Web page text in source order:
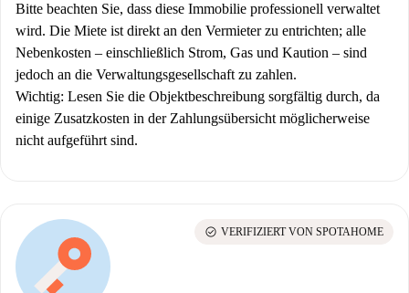
Bitte beachten Sie, dass diese Immobilie professionell verwaltet
wird. Die Miete ist direkt an den Vermieter zu entrichten; alle
Nebenkosten – einschließlich Strom, Gas und Kaution – sind
jedoch an die Verwaltungsgesellschaft zu zahlen.
Wichtig: Lesen Sie die Objektbeschreibung sorgfältig durch, da
einige Zusatzkosten in der Zahlungsübersicht möglicherweise
nicht aufgeführt sind.
check_circle VERIFIZIERT VON SPOTAHOME